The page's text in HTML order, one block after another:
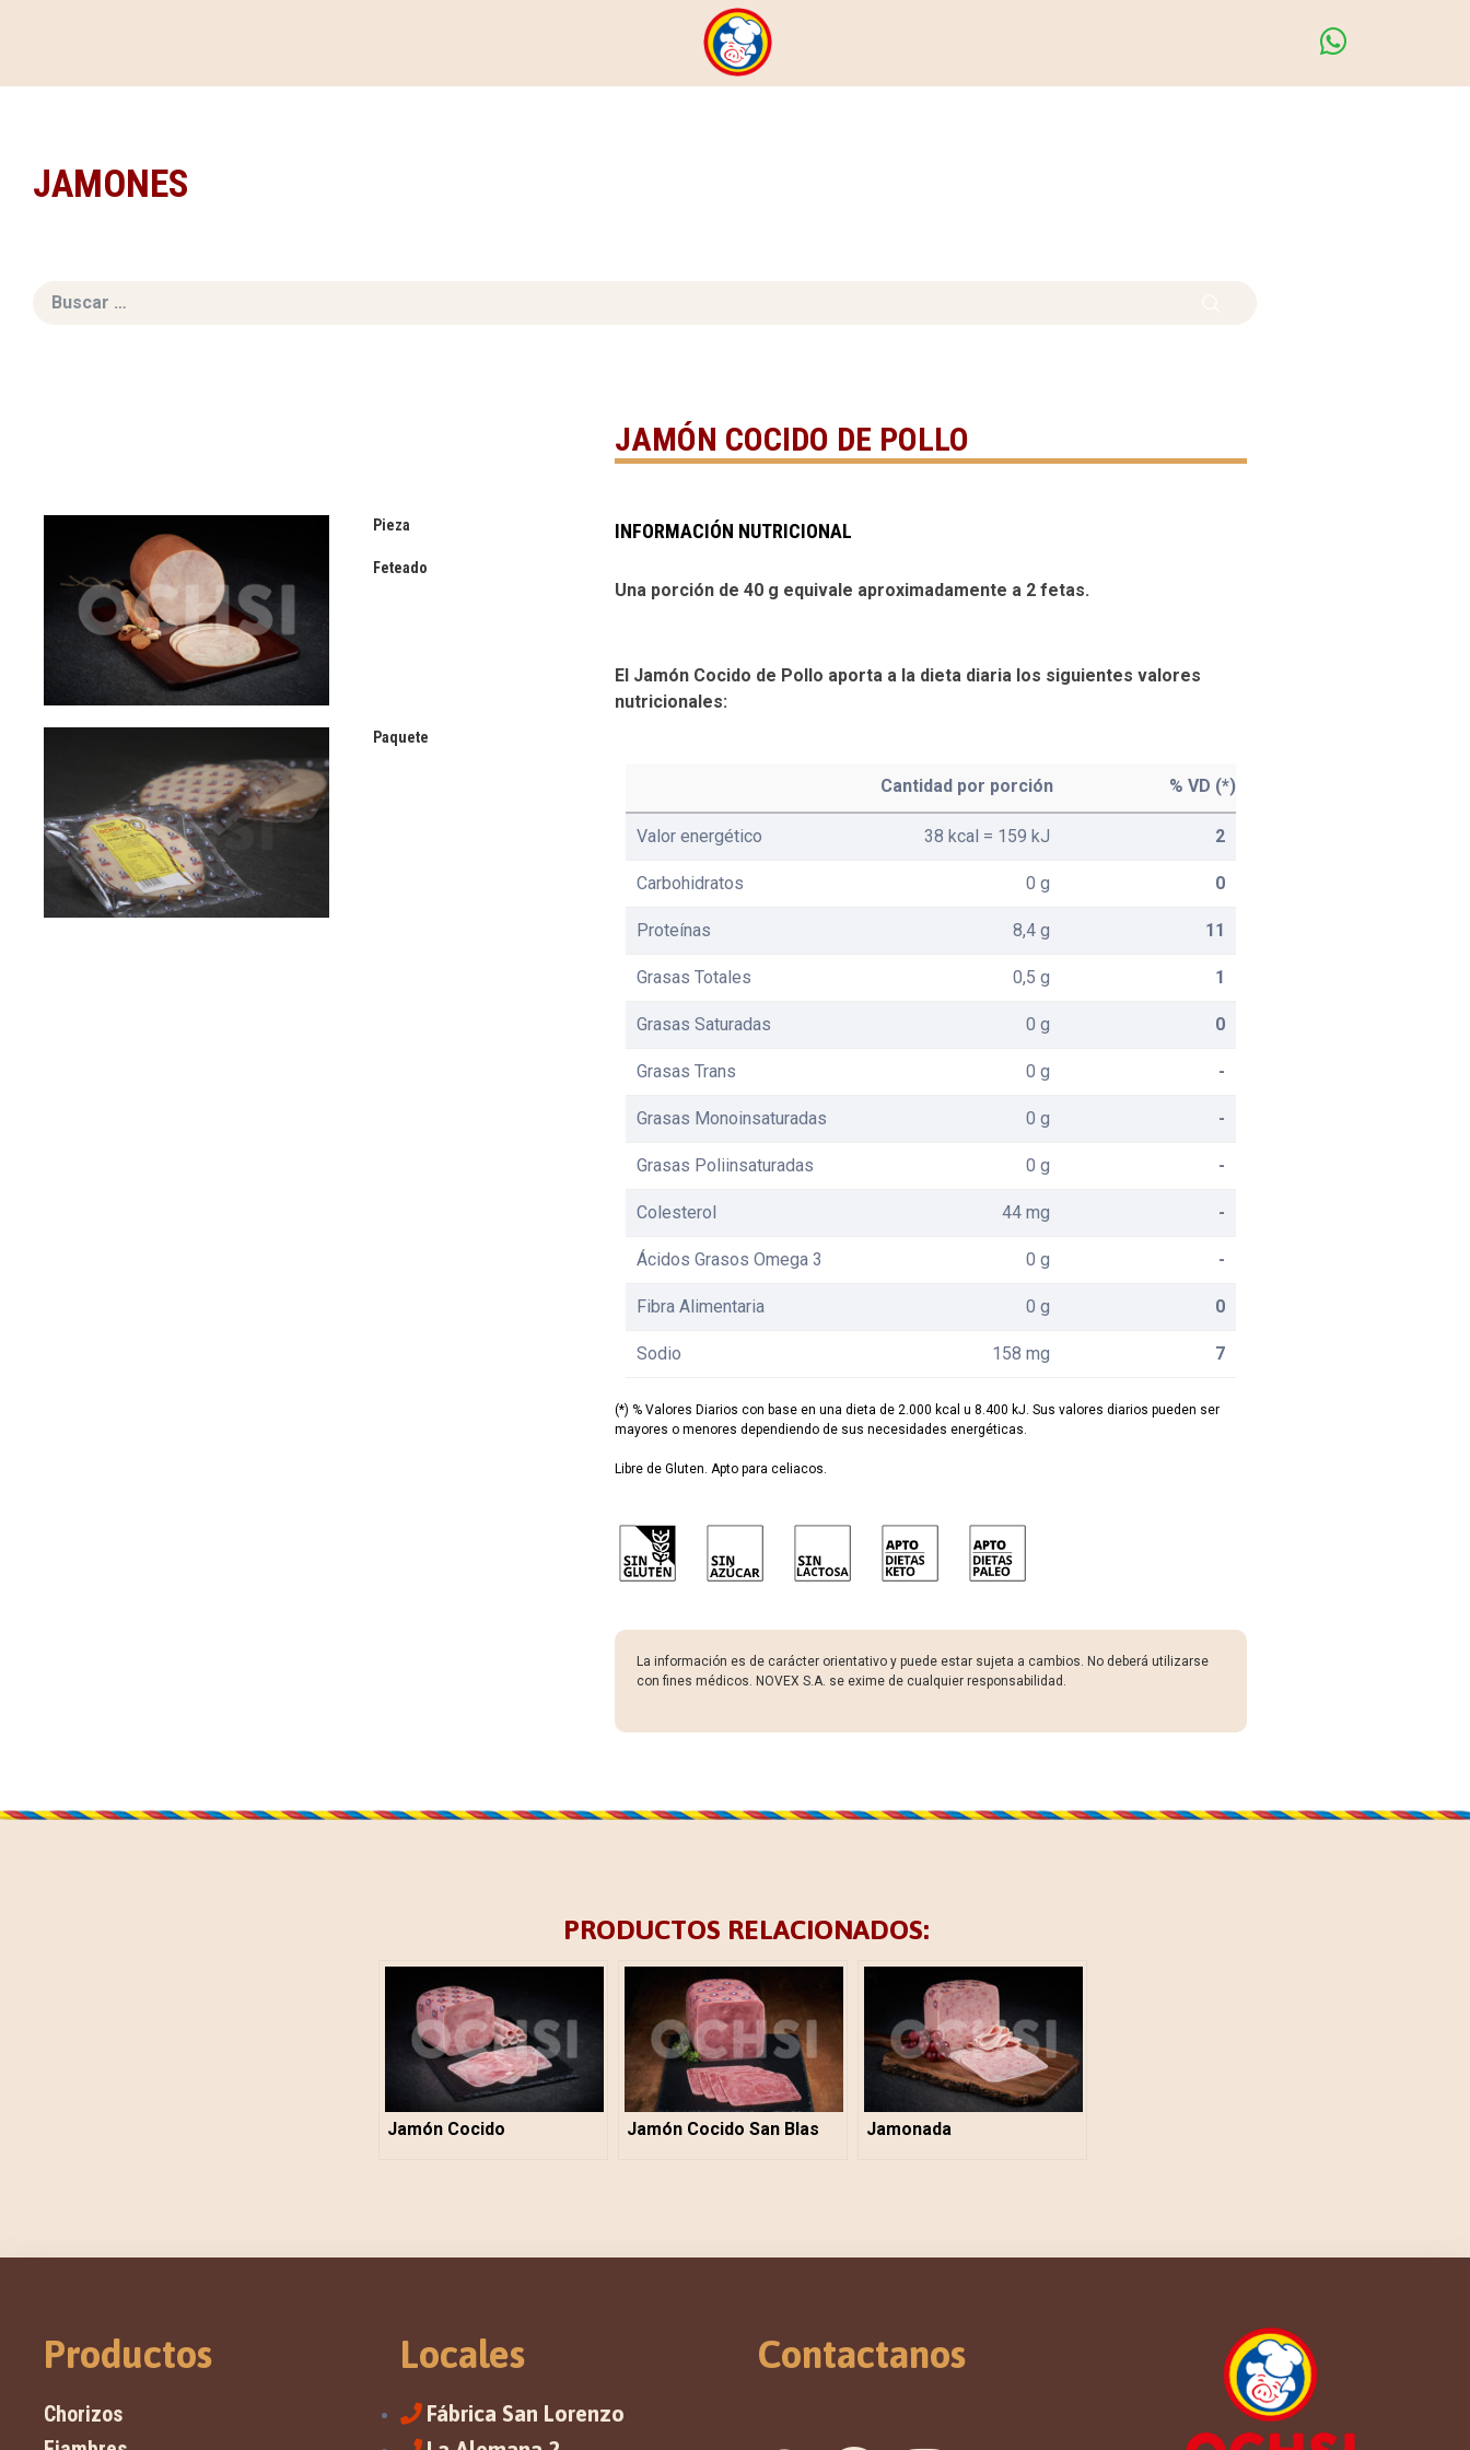
JAMONES
JAMÓN COCIDO DE POLLO
Pieza
Feteado
Paquete
INFORMACIÓN NUTRICIONAL
Una porción de 40 g equivale aproximadamente a 2 fetas.
El Jamón Cocido de Pollo aporta a la dieta diaria los siguientes valores
nutricionales:
Cantidad por porción % VD (*)
Valor energético 38 kcal = 159 kJ 2
Carbohidratos 0 g 0
Proteínas 8,4 g 11
Grasas Totales 0,5 g 1
Grasas Saturadas 0 g 0
Grasas Trans 0 g -
Grasas Monoinsaturadas 0 g -
Grasas Poliinsaturadas 0 g -
Colesterol 44 mg -
Ácidos Grasos Omega 3 0 g -
Fibra Alimentaria 0 g 0
Sodio 158 mg 7
(*) % Valores Diarios con base en una dieta de 2.000 kcal u 8.400 kJ. Sus valores diarios pueden ser
mayores o menores dependiendo de sus necesidades energéticas.
Libre de Gluten. Apto para celiacos.
La información es de carácter orientativo y puede estar sujeta a cambios. No deberá utilizarse
con fines médicos. NOVEX S.A. se exime de cualquier responsabilidad.
PRODUCTOS RELACIONADOS:
Jamón Cocido Jamón Cocido San Blas Jamonada
Productos
Chorizos
Locales
Fábrica San Lorenzo
Contactanos